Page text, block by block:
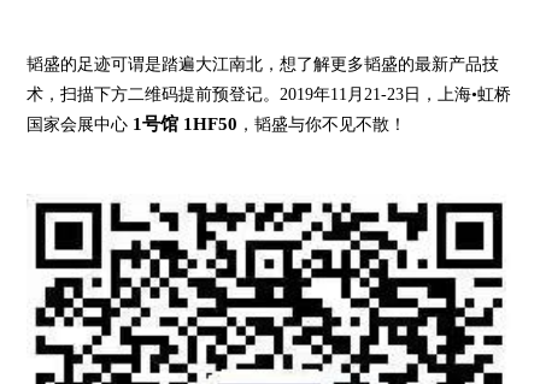
韬盛的足迹可谓是踏遍大江南北，想了解更多韬盛的最新产品技
术，扫描下方二维码提前预登记。2019年11月21-23日，上海•虹桥
国家会展中心 1号馆 1HF50 ，韬盛与你不见不散！